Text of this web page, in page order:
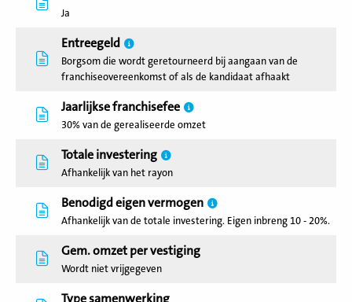
Ja
Entreegeld
Borgsom die wordt geretourneerd bij aangaan van de
franchiseovereenkomst of als de kandidaat afhaakt
Jaarlijkse franchisefee
30% van de gerealiseerde omzet
Totale investering
Afhankelijk van het rayon
Benodigd eigen vermogen
Afhankelijk van de totale investering. Eigen inbreng 10 - 20%.
Gem. omzet per vestiging
Wordt niet vrijgegeven
Type samenwerking